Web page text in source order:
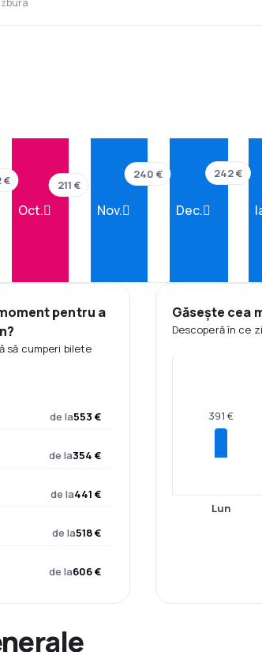
€
Oct.
211 €
Nov.
240 €
Dec.
242 €
pentru a
să cumperi bilete
de la553 €
de la354 €
de la441 €
de la518 €
de la606 €
Găsește cea
Descoperă în ce
391 €
Lun